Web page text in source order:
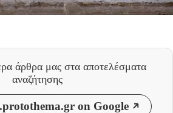
άρθρα μας στα αποτελέσματα
αναζήτησης
on Google